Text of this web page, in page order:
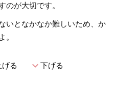
のが大切です。
いとなかなか難しいため、か
。
る expand_more下げる